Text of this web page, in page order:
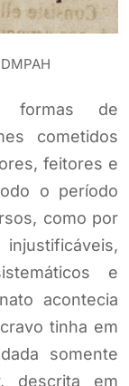
formas de
cometidos
feitores e
o período
como por
e
acontecia
tinha em
somente
descrita em